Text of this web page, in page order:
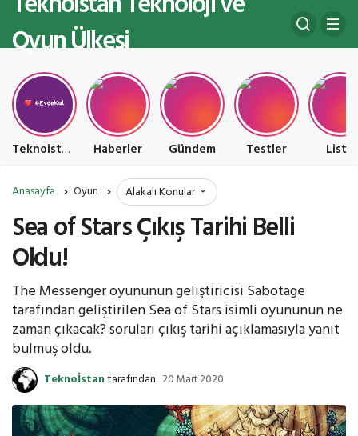
Oyun Ülkesi
Teknoistan Teknoloji ve Oyun Ülkesi Haberler Gündem Testler Liste
Anasayfa Oyun Alakalı Konular
Sea of Stars Çıkış Tarihi Belli
Oldu!
The Messenger oyununun geliştiricisi Sabotage
tarafından geliştirilen Sea of Stars isimli oyununun ne
zaman çıkacak? soruları çıkış tarihi açıklamasıyla yanıt
bulmuş oldu.
Teknoİstantarafından 20 Mart 2020